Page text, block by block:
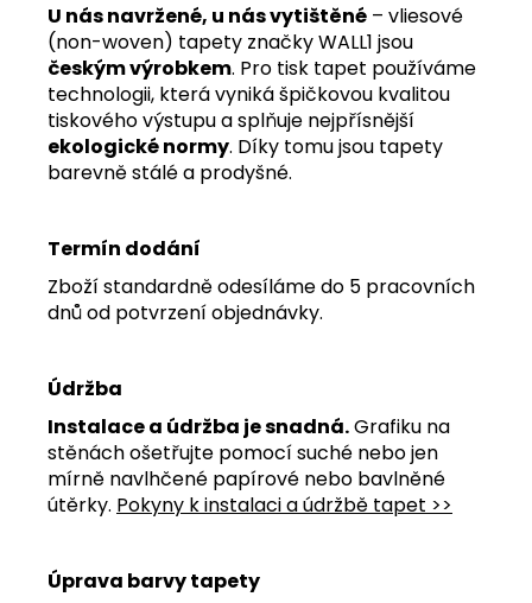
U nás navržené, u nás vytištěné – vliesové
(non-woven) tapety značky WALL1 jsou
českým výrobkem. Pro tisk tapet používáme
technologii, která vyniká špičkovou kvalitou
tiskového výstupu a splňuje nejpřísnější
ekologické normy. Díky tomu jsou tapety
barevně stálé a prodyšné.
Termín dodání
Zboží standardně odesíláme do 5 pracovních
dnů od potvrzení objednávky.
Údržba
Instalace a údržba je snadná.Grafiku na
stěnách ošetřujte pomocí suché nebo jen
mírně navlhčené papírové nebo bavlněné
útěrky. Pokyny k instalaci a údržbě tapet >>
Úprava barvy tapety